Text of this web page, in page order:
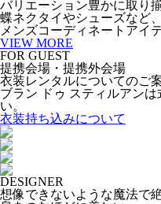
バリエーション豊かに取り
蝶ネクタイやシューズなど、
メンズコーディネートアイ
VIEW MORE
FOR GUEST
提携会場・提携外会場
衣装レンタルについてのご
ブラン ドゥ スティルアン
い。
衣装持ち込みについて
DESIGNER
想像できないような魔法で